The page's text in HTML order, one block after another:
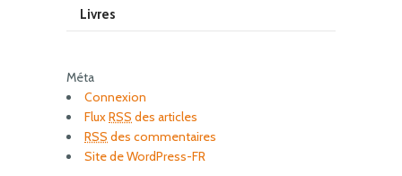
Livres
Méta
Connexion
FluxRSS des articles
RSS des commentaires
Site de WordPress-FR